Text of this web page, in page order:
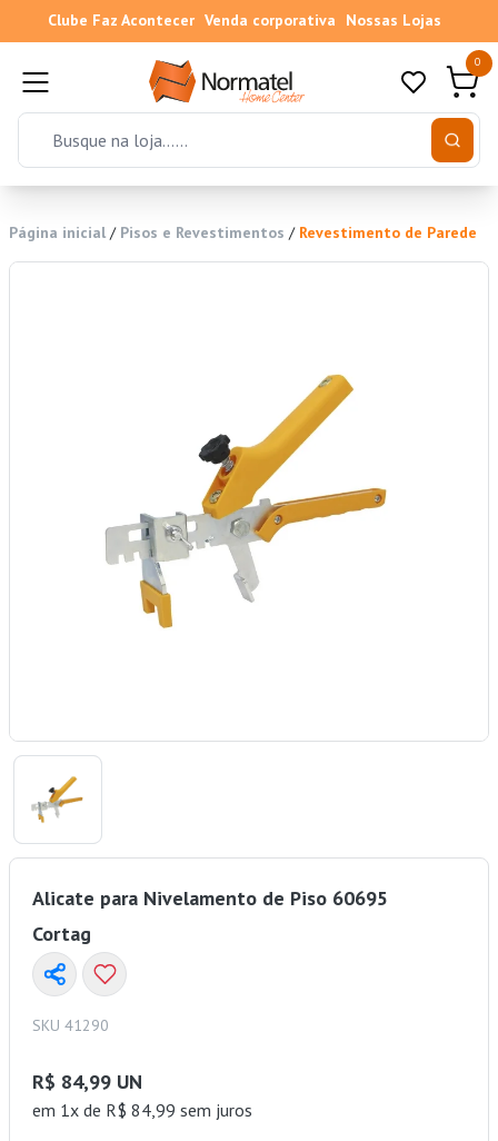
Clube Faz Acontecer Venda corporativa Nossas Lojas
0
Página inicial / Pisos e Revestimentos / Revestimento de Parede
Alicate para Nivelamento de Piso 60695
Cortag
SKU 41290
R$ 84,99 UN
em 1x de R$ 84,99 sem juros